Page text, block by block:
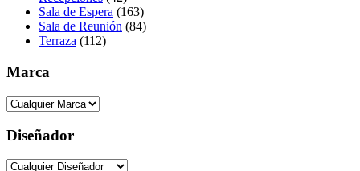
Sala de Espera (163)
Sala de Reunión (84)
Terraza (112)
Marca
Diseñador